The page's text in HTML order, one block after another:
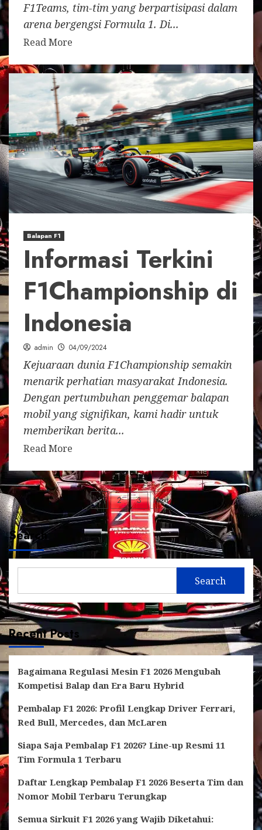
F1Teams, tim-tim yang berpartisipasi dalam
arena bergengsi Formula 1. Di...
Read More
Balapan F1
Informasi Terkini
F1Championship di
Indonesia
admin 04/09/2024
Kejuaraan dunia F1Championship semakin
menarik perhatian masyarakat Indonesia.
Dengan pertumbuhan penggemar balapan
mobil yang signifikan, kami hadir untuk
memberikan berita...
Read More
Posts
pagination
1 2 3 Next
Search
Search
Recent Posts
Bagaimana Regulasi Mesin F1 2026 Mengubah
Kompetisi Balap dan Era Baru Hybrid
Pembalap F1 2026: Profil Lengkap Driver Ferrari,
Red Bull, Mercedes, dan McLaren
Siapa Saja Pembalap F1 2026? Line-up Resmi 11
Tim Formula 1 Terbaru
Daftar Lengkap Pembalap F1 2026 Beserta Tim dan
Nomor Mobil Terbaru Terungkap
Semua Sirkuit F1 2026 yang Wajib Diketahui: